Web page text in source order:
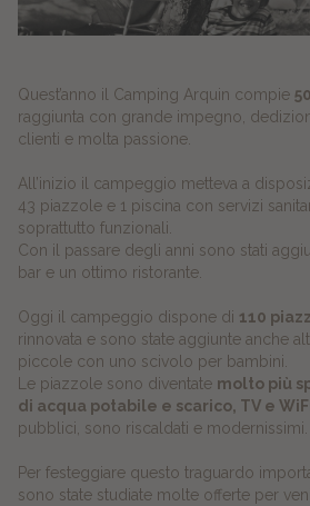
Quest’anno il Camping Arquin compie
raggiunta con grande impegno,
clienti e molta passione.
All’inizio il campeggio metteva a
43 piazzole e 1 piscina con servizi
soprattutto funzionali.
Con il passare degli anni sono stati
bar e un ottimo ristorante.
Oggi il campeggio dispone di 110
rinnovata e sono state aggiunte anche
piccole con uno scivolo per bambini.
Le piazzole sono diventate molto più
di acqua potabile e scarico, TV e
pubblici, sono riscaldati e modernissimi.
Per festeggiare questo traguardo
sono state studiate molte offerte per